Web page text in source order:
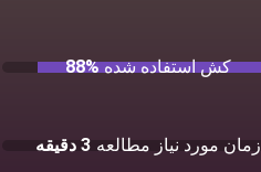
کش استفاده شده 88%
زمان مورد نیاز مطالعه 3 دقیقه